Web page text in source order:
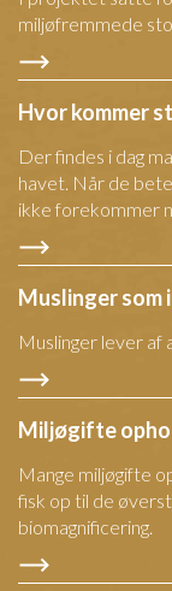
miljøfremmede
Hvor kommer
Der findes i dag
havet. Når de
ikke forekommer
Muslinger som
Muslinger lever
Miljøgifte
Mange miljøgifte
fisk op til de
biomagnificering.